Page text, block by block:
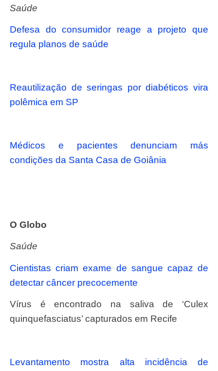
Saúde
Defesa do consumidor reage a projeto que
regula planos de saúde
Reautilização de seringas por diabéticos vira
polêmica em SP
Médicos e pacientes denunciam más
condições da Santa Casa de Goiânia
O Globo
Saúde
Cientistas criam exame de sangue capaz de
detectar câncer precocemente
Vírus é encontrado na saliva de ‘Culex
quinquefasciatus’ capturados em Recife
Levantamento mostra alta incidência de